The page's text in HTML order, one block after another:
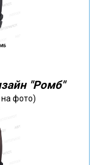
"Ромб"
фото)